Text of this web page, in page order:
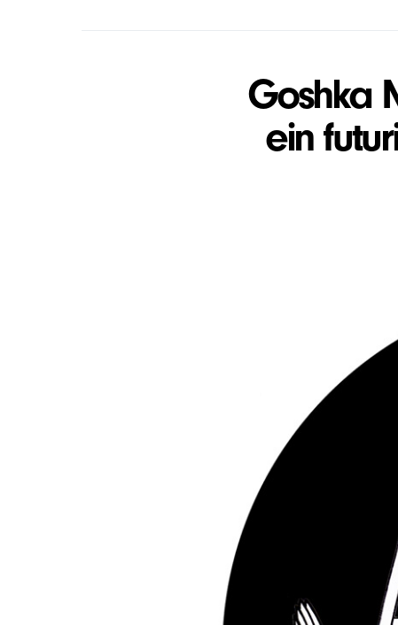
Goshka
ein